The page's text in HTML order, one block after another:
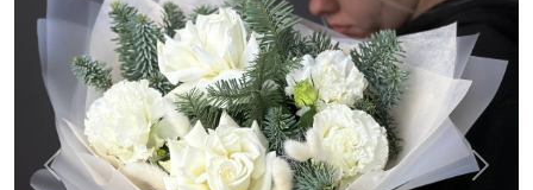
Назад